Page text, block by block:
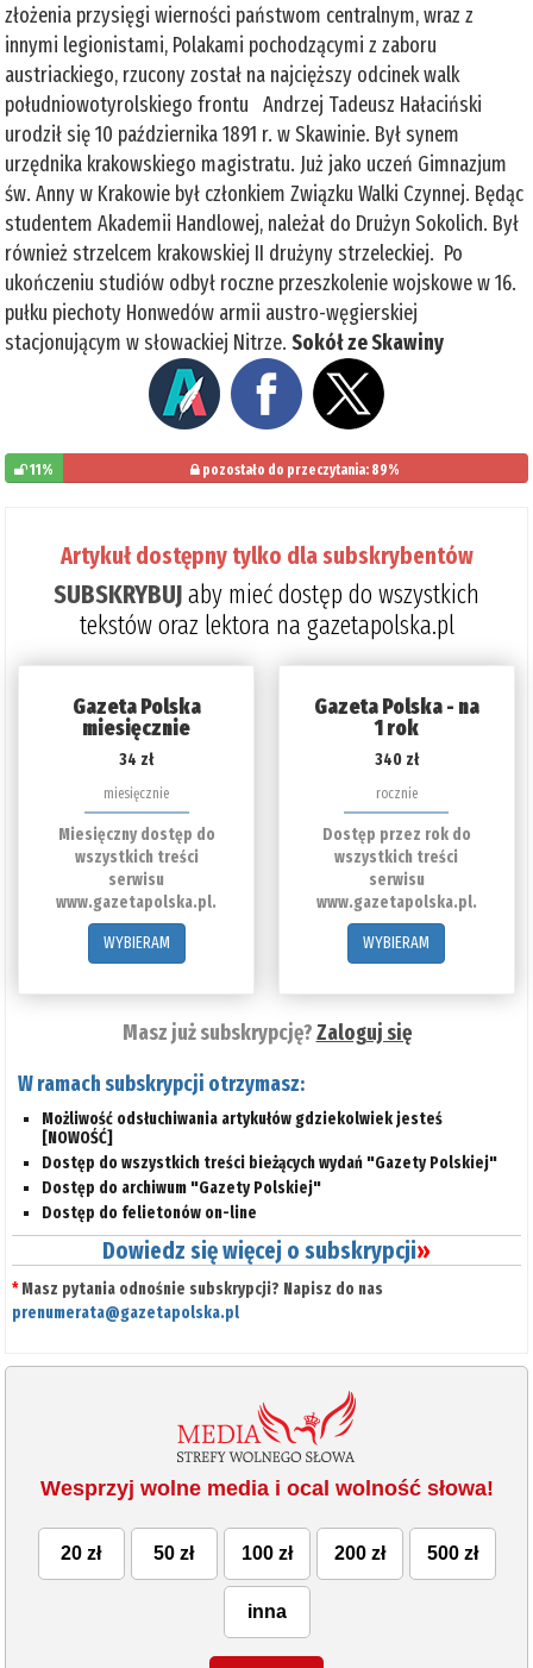
złożenia przysięgi wierności państwom centralnym, wraz z
innymi legionistami, Polakami pochodzącymi z zaboru
austriackiego, rzucony został na najcięższy odcinek walk
południowotyrolskiego frontu Andrzej Tadeusz Hałaciński
urodził się 10 października 1891 r. w Skawinie. Był synem
urzędnika krakowskiego magistratu. Już jako uczeń Gimnazjum
św. Anny w Krakowie był członkiem Związku Walki Czynnej. Będąc
studentem Akademii Handlowej, należał do Drużyn Sokolich. Był
również strzelcem krakowskiej II drużyny strzeleckiej. Po
ukończeniu studiów odbył roczne przeszkolenie wojskowe w 16.
pułku piechoty Honwedów armii austro-węgierskiej
stacjonującym w słowackiej Nitrze.Sokół ze Skawiny
11% pozostało do przeczytania: 89%
Artykuł dostępny tylko dla subskrybentów
SUBSKRYBUJaby mieć dostęp do wszystkich
tekstów oraz lektora na gazetapolska.pl
Gazeta Polska
miesięcznie
34 zł
miesięcznie
Miesięczny dostęp do
wszystkich treści
serwisu
www.gazetapolska.pl.
WYBIERAM
Gazeta Polska - na
1 rok
340 zł
rocznie
Dostęp przez rok do
wszystkich treści
serwisu
www.gazetapolska.pl.
WYBIERAM
Masz już subskrypcję?Zaloguj się
W ramach subskrypcji otrzymasz:
Możliwość odsłuchiwania artykułów gdziekolwiek jesteś
[NOWOŚĆ]
Dostęp do wszystkich treści bieżących wydań "Gazety Polskiej"
Dostęp do archiwum "Gazety Polskiej"
Dostęp do felietonów on-line
Dowiedz się więcej o subskrypcji»
*Masz pytania odnośnie subskrypcji? Napisz do nas
prenumerata@gazetapolska.pl
Wesprzyj wolne media i ocal wolność słowa!
20 zł 50 zł 100 zł 200 zł 500 zł
inna